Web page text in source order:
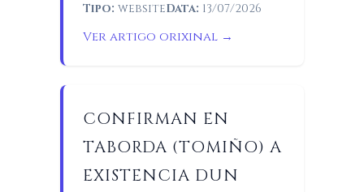
Tipo: websiteData: 13/07/2026
Ver artigo orixinal →
CONFIRMAN EN
TABORDA (TOMIÑO) A
EXISTENCIA DUN